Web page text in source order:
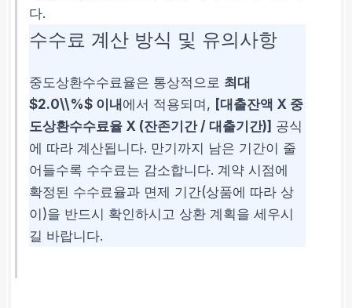
다.
수수료 계산 방식 및 유의사항
중도상환수수료율은 통상적으로 최대
$2.0\\%$ 이내에서 적용되며, [대출잔액 X 중
도상환수수료율 X (잔존기간 / 대출기간)] 공식
에 따라 계산됩니다. 만기까지 남은 기간이 줄
어들수록 수수료는 감소합니다. 계약 시점에
확정된 수수료율과 면제 기간(상품에 따라 상
이)을 반드시 확인하시고 상환 계획을 세우시
길 바랍니다.